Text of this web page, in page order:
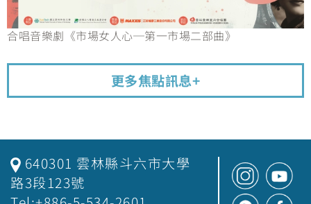
合唱音樂劇《市場女人心─第一市場二部曲》
更多焦點訊息+
640301 雲林縣斗六市大學
路3段123號